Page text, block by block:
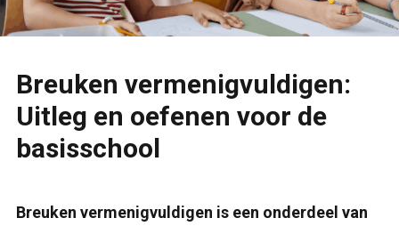
Breuken vermenigvuldigen:
Uitleg en oefenen voor de
basisschool
Breuken vermenigvuldigen is een onderdeel van